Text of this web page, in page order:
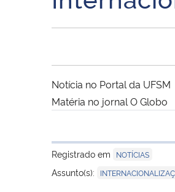
Notícia no Portal da UFSM
Matéria no jornal O Globo
Registrado em
NOTÍCIAS
Assunto(s):